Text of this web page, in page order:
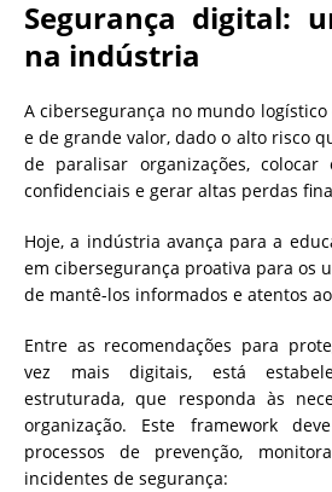
Segurança digital:
na indústria
A cibersegurança no mundo
e de grande valor, dado o alto risco
de paralisar organizações, colocar
confidenciais e gerar altas perdas
Hoje, a indústria avança para a
em cibersegurança proativa para os
de mantê-los informados e atentos
Entre as recomendações para
vez mais digitais, está
estruturada, que responda às
organização. Este framework
processos de prevenção,
incidentes de segurança: